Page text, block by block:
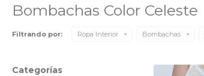
Bombachas Color Celeste
Filtrando por: Ropa Interior Bombachas
Categorías